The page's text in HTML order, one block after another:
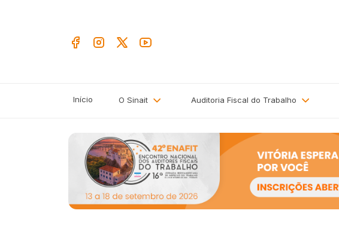
Início O Sinait Auditoria Fiscal do Trabalho